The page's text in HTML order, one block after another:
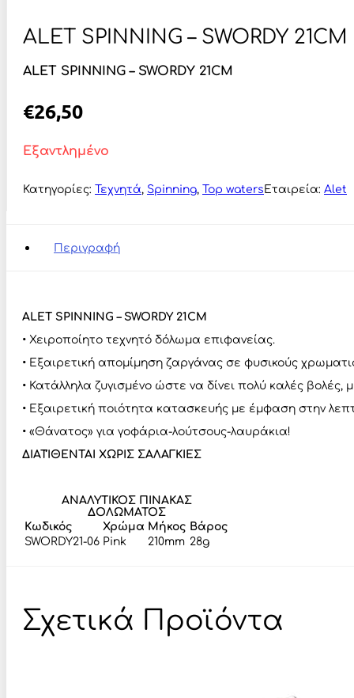
ALET SPINNING – SWORDY
ALET SPINNING – SWORDY 21CM
€26,50
Εξαντλημένο
Κατηγορίες: Τεχνητά, Spinning, Top waters Εταιρεία: Alet
Περιγραφή
ALET SPINNING – SWORDY 21CM
• Χειροποίητο τεχνητό δόλωμα επιφανείας.
• Εξαιρετική απομίμηση ζαργάνας σε φυσικούς
• Κατάλληλα ζυγισμένο ώστε να δίνει πολύ καλές
• Εξαιρετική ποιότητα κατασκευής με έμφαση στην
• «Θάνατος» για γοφάρια-λούτσους-λαυράκια!
ΔΙΑΤΊΘΕΝΤΑΙ ΧΩΡΙΣ ΣΑΛΑΓΚΙΕΣ
ΑΝΑΛΥΤΙΚΟΣ ΠΙΝΑΚΑΣ
ΔΟΛΩΜΑΤΟΣ
Κωδικός
Χρώμα Μήκος Βάρος
SWORDY21-06 Pink 210mm 28g
Σχετικά Προϊόντα